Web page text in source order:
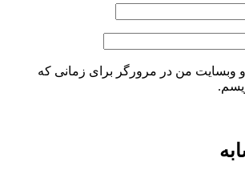
و وبسایت من در مرورگر برای زمانی که